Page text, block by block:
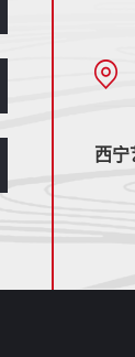
西宁